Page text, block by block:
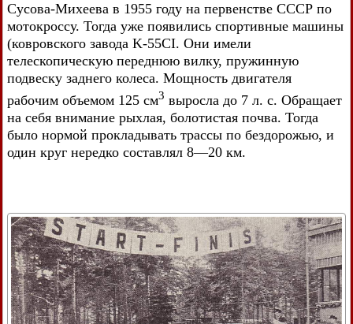
Сусова-Михеева в 1955 году на первенстве СССР по
мотокроссу. Тогда уже появились спортивные машины
(ковровского завода K-55CI. Они имели
телескопическую переднюю вилку, пружинную
подвеску заднего колеса. Мощность двигателя
рабочим объемом 125 см3 выросла до 7 л. с. Обращает
на себя внимание рыхлая, болотистая почва. Тогда
было нормой прокладывать трассы по бездорожью, и
один круг нередко составлял 8—20 км.